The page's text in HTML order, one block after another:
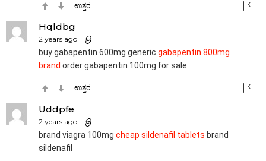
ಉತ್ತರ
Hqldbg
2 years ago
buy gabapentin 600mg generic gabapentin 800mg
brand order gabapentin 100mg for sale
ಉತ್ತರ
Uddpfe
2 years ago
brand viagra 100mg cheap sildenafil tablets brand
sildenafil